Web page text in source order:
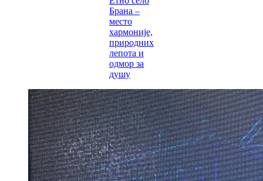
Брана –
место
хармоније,
природних
лепота и
одмор за
душу